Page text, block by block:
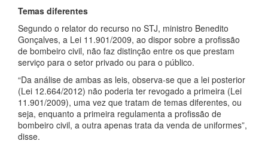
Temas diferentes
Segundo o relator do recurso no STJ, ministro Benedito
Gonçalves, a Lei 11.901/2009, ao dispor sobre a profissão
de bombeiro civil, não faz distinção entre os que prestam
serviço para o setor privado ou para o público.
“Da análise de ambas as leis, observa-se que a lei posterior
(Lei 12.664/2012) não poderia ter revogado a primeira (Lei
11.901/2009), uma vez que tratam de temas diferentes, ou
seja, enquanto a primeira regulamenta a profissão de
bombeiro civil, a outra apenas trata da venda de uniformes”,
disse.